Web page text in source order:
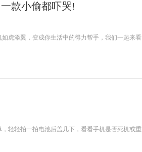
款小偷都吓哭!
虎添翼，变成你生活中的得力帮手，我们一起来看
轻轻拍一拍电池后盖几下，看看手机是否死机或重